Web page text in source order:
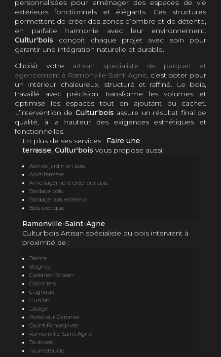
personnalisées pour aménager des espaces de vie
extérieurs fonctionnels et élégants. Ces structures
permettent de créer des zones d’ombre et de détente,
en parfaite harmonie avec leur environnement.
Cultur'bois conçoit chaque projet avec soin pour
garantir une intégration naturelle et durable.
Choisir votre artisan spécialiste de parquet et
agencement à Ramonville-Saint-Agne, c’est opter pour
un intérieur chaleureux, structuré et raffiné. Le bois,
travaillé avec précision, transforme les volumes et
optimise les espaces tout en ajoutant du cachet.
L’intervention de Cultur'bois assure un résultat final de
qualité, à la hauteur des exigences esthétiques et
fonctionnelles.
En plus de ses services : Faire une
terrasse, Cultur'bois vous propose aussi :
Abri de jardin en bois
Abris terrasse
Aménagement extérieur bois
Bardage bois
Bardage bois extérieur
Bois exotique
Ramonville-Saint-Agne
Cultur'bois Artisan spécialiste du bois intervient à
proximité de :
Balma
Blagnac
Castanet-Tolosan
Colomiers
Cugnaux
L'union
Labège
Portet-sur-Garonne
Quint-Fonsegrives
Ramonville-Saint-Agne
Toulouse
Tournefeuille